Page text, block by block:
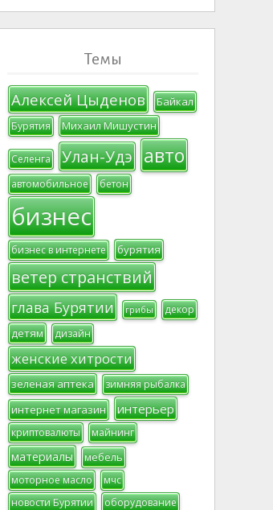
Темы
Алексей Цыденов Байкал
Бурятия Михаил Мишустин
Селенга Улан-Удэ авто
автомобильное бетон
бизнес
бизнес в интернете бурятия
ветер странствий
глава Бурятии грибы декор
детям дизайн
женские хитрости
зеленая аптека зимняя рыбалка
интернет магазин интерьер
криптовалюты майнинг
материалы мебель
моторное масло
мчс
новости Бурятии
оборудование